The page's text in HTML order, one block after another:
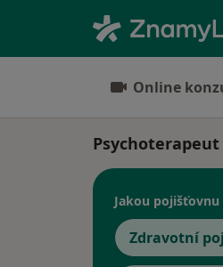
Online
Jakou pojišťovnu
Zdravotní